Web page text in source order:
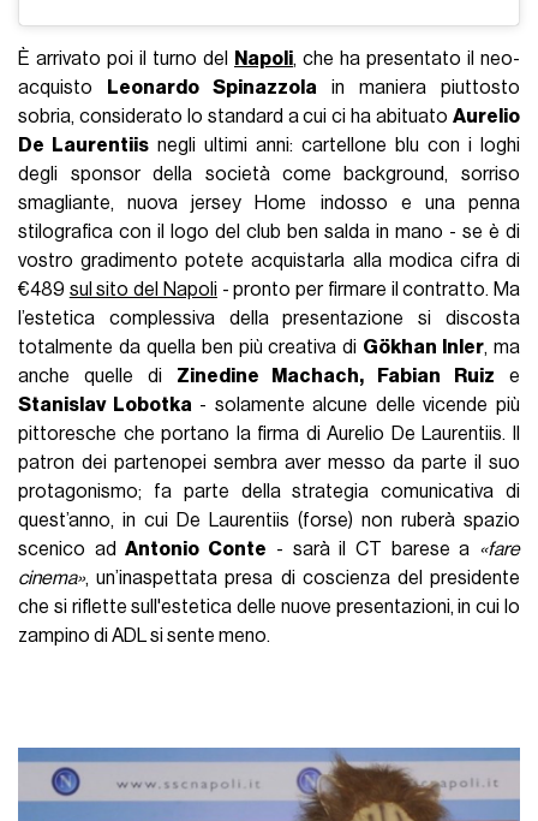
È arrivato poi il turno del Napoli, che ha presentato il neo-
acquisto
Leonardo Spinazzola in maniera piuttosto
sobria, considerato lo standard a cui ci ha abituato Aurelio
De Laurentiis negli ultimi anni: cartellone blu con i loghi
degli sponsor della società come background, sorriso
smagliante, nuova jersey Home indosso e una penna
stilografica con il logo del club ben salda in mano - se è di
vostro gradimento potete acquistarla alla modica cifra di
€489 sul sito del Napoli - pronto per firmare il contratto. Ma
l’estetica complessiva della presentazione si discosta
totalmente da quella ben più creativa di Gökhan Inler, ma
anche quelle di Zinedine Machach, Fabian Ruiz e
Stanislav Lobotka - solamente alcune delle vicende più
pittoresche che portano la firma di Aurelio De Laurentiis. Il
patron dei partenopei sembra aver messo da parte il suo
protagonismo; fa parte della strategia comunicativa di
quest’anno, in cui De Laurentiis (forse) non ruberà spazio
scenico adAntonio Conte - sarà il CT barese a «fare
cinema», un’inaspettata presa di coscienza del presidente
che si riflette sull'estetica delle nuove presentazioni, in cui lo
zampino di ADL si sente meno.